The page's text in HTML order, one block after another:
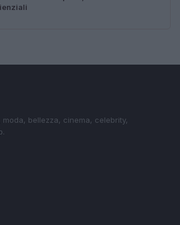
bellezza, cinema, celebrity,